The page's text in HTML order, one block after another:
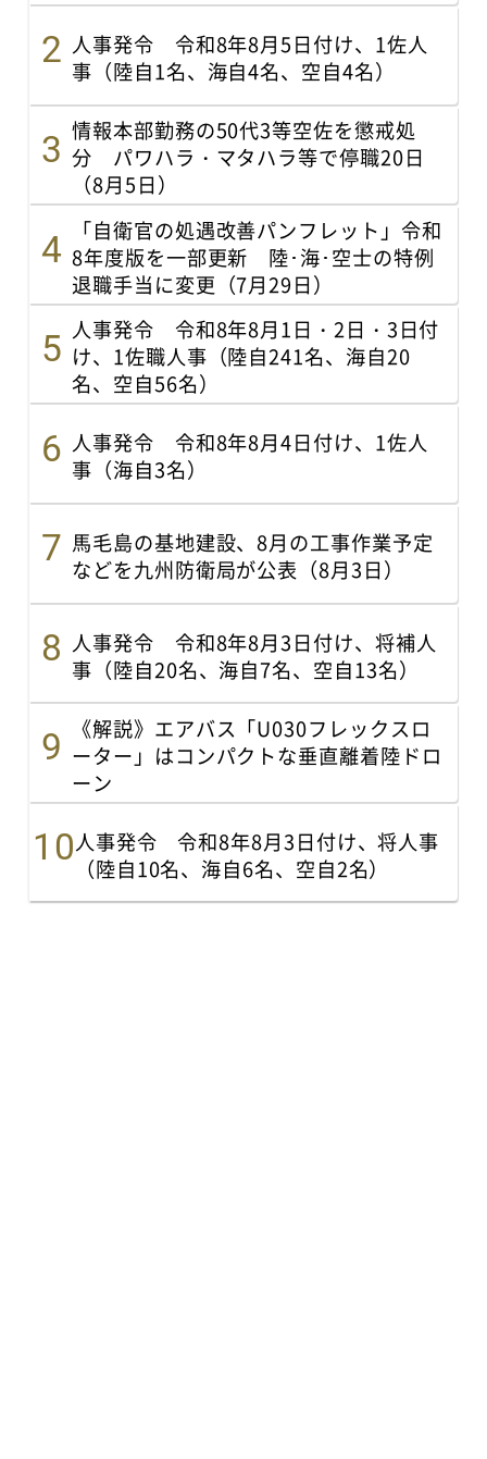
人事発令 令和8年8月5日付け、1佐人
事（陸自1名、海自4名、空自4名）
情報本部勤務の50代3等空佐を懲戒処
分 パワハラ・マタハラ等で停職20日
（8月5日）
「自衛官の処遇改善パンフレット」令和
8年度版を一部更新 陸･海･空士の特例
退職手当に変更（7月29日）
人事発令 令和8年8月1日・2日・3日付
け、1佐職人事（陸自241名、海自20
名、空自56名）
人事発令 令和8年8月4日付け、1佐人
事（海自3名）
馬毛島の基地建設、8月の工事作業予定
などを九州防衛局が公表（8月3日）
人事発令 令和8年8月3日付け、将補人
事（陸自20名、海自7名、空自13名）
《解説》エアバス「U030フレックスロ
ーター」はコンパクトな垂直離着陸ドロ
ーン
人事発令 令和8年8月3日付け、将人事
（陸自10名、海自6名、空自2名）